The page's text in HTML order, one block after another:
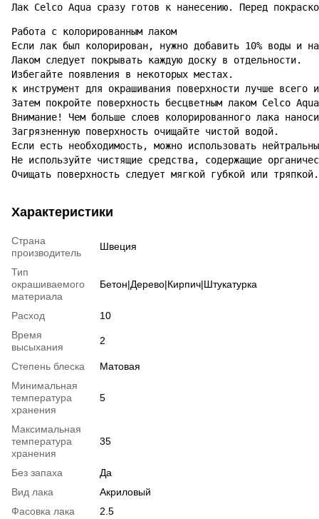
Лак Celco Aqua сразу готов к нанесению. Перед
Работа с колорированным лаком
Если лак был колорирован, нужно добавить 10% воды и
Лаком следует покрывать каждую доску в отдельности.
Избегайте появления в некоторых местах.
к инструмент для окрашивания поверхности лучше всего
Затем покройте поверхность бесцветным лаком Celco
Внимание! Чем больше слоев колорированного лака
Загрязненную поверхность очищайте чистой водой.
Если есть необходимость, можно использовать
Не используйте чистящие средства, содержащие
Очищать поверхность следует мягкой губкой или тряпкой.
Характеристики
Страна
производитель
Швеция
Тип
окрашиваемого
материала
Бетон|Дерево|Кирпич|Штукатурка
Расход
10
Время
высыхания
2
Степень блеска
Матовая
Минимальная
температура
хранения
5
Максимальная
температура
хранения
35
Без запаха
Да
Вид лака
Акриловый
Фасовка лака
2.5